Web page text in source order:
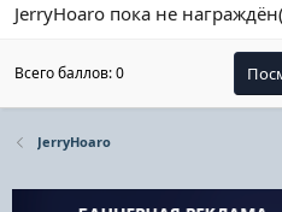
JerryHoaro пока не
Всего баллов: 0
JerryHoaro